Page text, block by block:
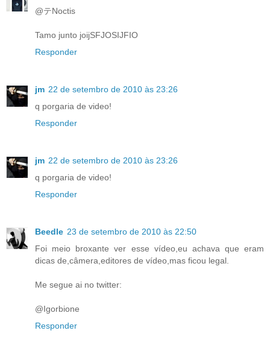
@テNoctis
Tamo junto joijSFJOSIJFIO
Responder
jm 22 de setembro de 2010 às 23:26
q porgaria de video!
Responder
jm 22 de setembro de 2010 às 23:26
q porgaria de video!
Responder
Beedle 23 de setembro de 2010 às 22:50
Foi meio broxante ver esse vídeo,eu achava que eram
dicas de,câmera,editores de vídeo,mas ficou legal.
Me segue ai no twitter:
@Igorbione
Responder